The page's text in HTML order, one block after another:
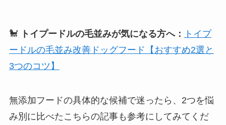
🐩 トイプードルの毛並みが気になる方へ：
トイプ
ードルの毛並み改善ドッグフード【おすすめ2選と
3つのコツ】
無添加フードの具体的な候補で迷ったら、2つを悩
み別に比べたこちらの記事も参考にしてみてくだ